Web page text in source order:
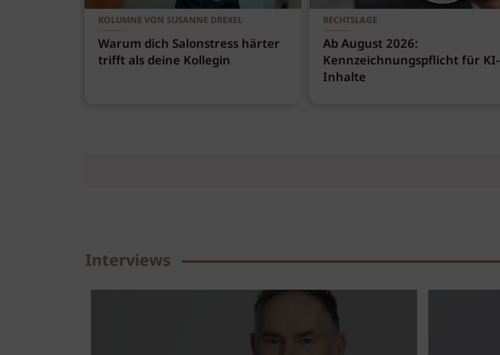
KOLUMNE VON SUSANNE DREXEL
Warum dich Salonstress härter
trifft als deine Kollegin
RECHTSLAGE
Ab August 2026:
Kennzeichnungspflicht für KI-
Inhalte
Interviews